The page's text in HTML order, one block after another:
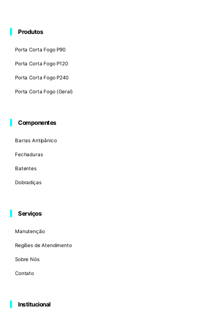
Produtos
Porta Corta Fogo P90
Porta Corta Fogo P120
Porta Corta Fogo P240
Porta Corta Fogo (Geral)
Componentes
Barras Antipânico
Fechaduras
Batentes
Dobradiças
Serviços
Manutenção
Regiões de Atendimento
Sobre Nós
Contato
Institucional